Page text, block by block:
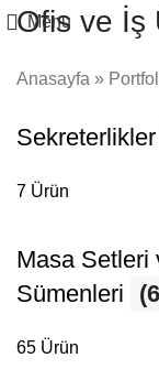
Menu
Ofis ve İş
Anasayfa »
Sekreterlikler
7 Ürün
Masa Setleri
Sümenleri
65 Ürün